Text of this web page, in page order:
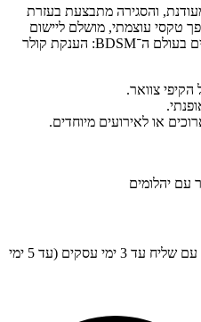
והסגירה מתבצעת בעזרת
טקסי עוצמתי, מושלם ליישום
טקס הקילור, אחד מהרגעים המרגשים בעולם ה־BDSM: הענקת קולר
צוואר.
או לאירועים מיוחדים.
עם יהלומים
דואר רשום עד 7 ימי עסקים ומשלוח עם שליח עד 3 ימי עסקים (עד 5 ימי